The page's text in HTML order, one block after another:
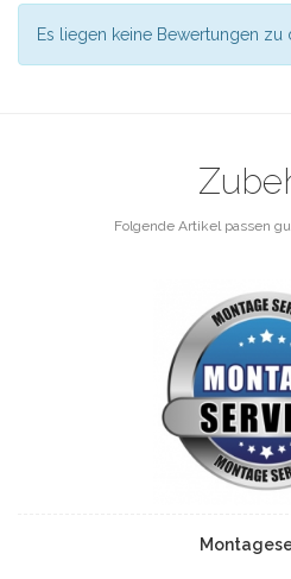
Es liegen keine Bewertungen zu
Folgende Artikel passen